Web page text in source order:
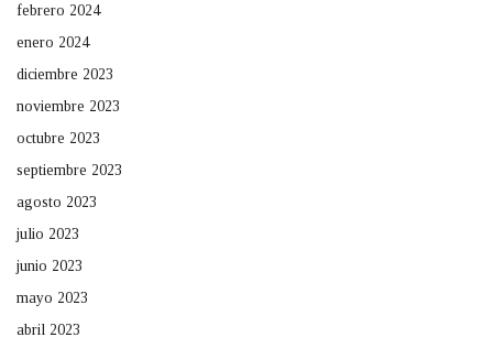
febrero 2024
enero 2024
diciembre 2023
noviembre 2023
octubre 2023
septiembre 2023
agosto 2023
julio 2023
junio 2023
mayo 2023
abril 2023